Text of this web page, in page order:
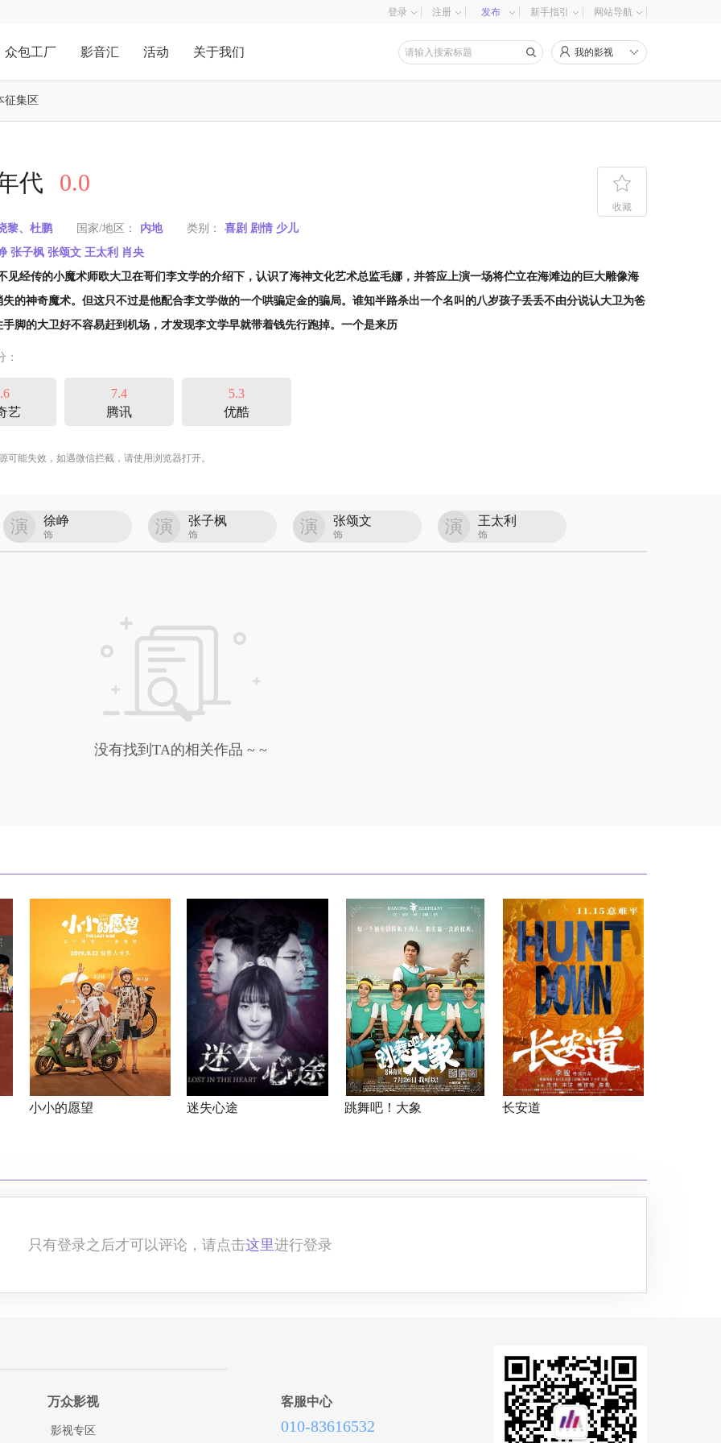
登录 注册 发布 新手指引 网站导航
众包工厂 影音汇 活动 关于我们 我的影视
征集区
代 0.0 
收藏
黎、杜鹏 国家/地区： 内地 类别：
喜剧 剧情 少儿
张子枫 张颂文 王太利 肖央
见经传的小魔术师欧大卫在哥们李文学的介绍下，认识了海神文化艺术总监毛娜，并答应上演一场将伫立在海滩边的巨大雕像海
失的神奇魔术。但这只不过是他配合李文学做的一个哄骗定金的骗局。谁知半路杀出一个名叫的八岁孩子丢丢不由分说认大卫为爸
手脚的大卫好不容易赶到机场，才发现李文学早就带着钱先行跑掉。一个是来历
：
艺
7.4
腾讯
5.3
优酷
可能失效，如遇微信拦截，请使用浏览器打开。
演 徐峥
饰 演 张子枫
饰 演 张颂文
饰 演 王太利
饰

没有找到TA的相关作品 ~ ~
小小的愿望 迷失心途 跳舞吧！大象 长安道
只有登录之后才可以评论，请点击这里进行登录
万众影视
影视专区
客服中心
010-83616532